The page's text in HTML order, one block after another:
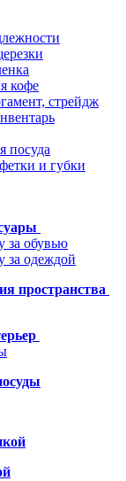
кофе
стрейдж
посуда
и губки
за обувью
за одеждой
пространства